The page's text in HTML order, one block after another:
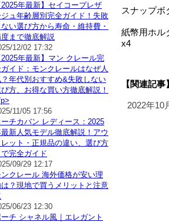
スナップボ
紙幣用ホル
x4
【関連記事
2022年10
2025年最新】セイコープレザ
ジュ年齢層別完全ガイド！失敗
ない選び方から寿命・維持費・
まで徹底解説
12/02 17:32
2025年最新】マン クレール完
イド：モンクレールはなぜ人
年代別おすすめ&失敗しない
方、お得な買い方徹底解説！
11/05 17:56
ーチカバン レディース：2025
新人気モデル徹底解説！アウ
レット・正規品の違い、選び方
で完全ガイド
09/29 12:17
ンクレール 海外価格が安い理
は？現地で買うメリットと注意
06/23 12:30
チ シャネル風｜エレガント